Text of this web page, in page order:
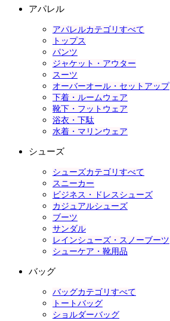
アパレル
アパレルカテゴリすべて
トップス
パンツ
ジャケット・アウター
スーツ
オーバーオール・セットアップ
下着・ルームウェア
靴下・フットウェア
浴衣・下駄
水着・マリンウェア
シューズ
シューズカテゴリすべて
スニーカー
ビジネス・ドレスシューズ
カジュアルシューズ
ブーツ
サンダル
レインシューズ・スノーブーツ
シューケア・靴用品
バッグ
バッグカテゴリすべて
トートバッグ
ショルダーバッグ